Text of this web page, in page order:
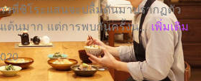
วที่ชิโระแสนจะปลื้มดันมาปรากฏตัว
เต้นมาก แต่การพบกันครั้งน... เพิ่มเติม